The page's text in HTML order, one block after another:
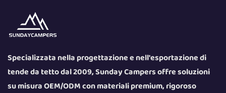
Specializzata nella progettazione e nell'esportazione di
tende da tetto dal 2009, Sunday Campers offre soluzioni
su misura OEM/ODM con materiali premium, rigoroso